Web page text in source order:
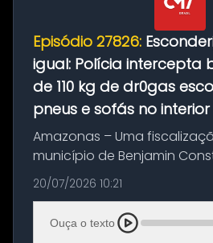
Episódio 27826:
igual: Polícia intercepta
de 110 kg de dr0gas
pneus e sofás no
Amazonas – Uma
município de Benjamin
com a apreensão de
quilos de entorpecentes em
embarcação atracada no
materia...
20/07/2026 10:21
Ouça o texto